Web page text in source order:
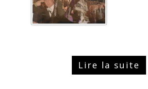
Lire la suite